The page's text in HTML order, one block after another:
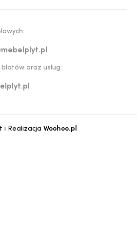
blatów oraz usług:
i Realizacja Woohoo.pl